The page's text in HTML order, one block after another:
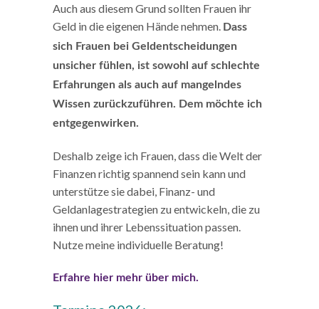
Auch aus diesem Grund sollten Frauen ihr
Geld in die eigenen Hände nehmen. Dass
sich Frauen bei Geldentscheidungen
unsicher fühlen, ist sowohl auf schlechte
Erfahrungen als auch auf mangelndes
Wissen zurückzuführen. Dem möchte ich
entgegenwirken.
Deshalb zeige ich Frauen, dass die Welt der
Finanzen richtig spannend sein kann und
unterstütze sie dabei, Finanz- und
Geldanlagestrategien zu entwickeln, die zu
ihnen und ihrer Lebenssituation passen.
Nutze meine individuelle Beratung!
Erfahre hier mehr über mich.